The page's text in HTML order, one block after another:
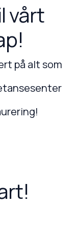
vårt
på alt som